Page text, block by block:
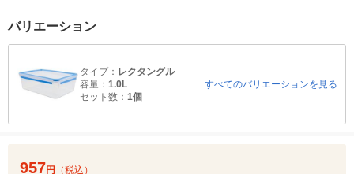
バリエーション
タイプ： レクタングル
容量： 1.0L
セット数： 1個
すべてのバリエーションを見る
957円 （税込）